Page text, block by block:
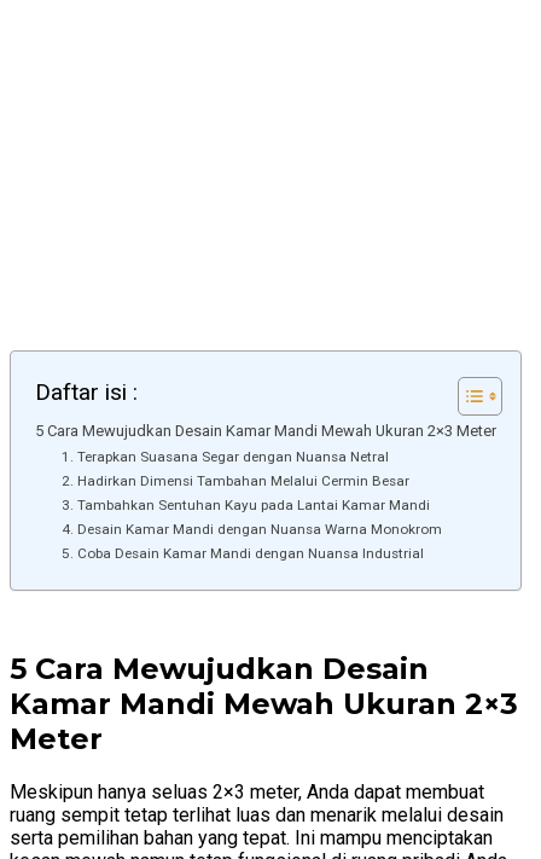
Daftar isi :
5 Cara Mewujudkan Desain Kamar Mandi Mewah Ukuran 2×3 Meter
1. Terapkan Suasana Segar dengan Nuansa Netral
2. Hadirkan Dimensi Tambahan Melalui Cermin Besar
3. Tambahkan Sentuhan Kayu pada Lantai Kamar Mandi
4. Desain Kamar Mandi dengan Nuansa Warna Monokrom
5. Coba Desain Kamar Mandi dengan Nuansa Industrial
5 Cara Mewujudkan Desain
Kamar Mandi Mewah Ukuran 2×3
Meter
Meskipun hanya seluas 2×3 meter, Anda dapat membuat
ruang sempit tetap terlihat luas dan menarik melalui desain
serta pemilihan bahan yang tepat. Ini mampu menciptakan